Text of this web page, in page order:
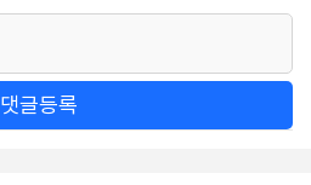
댓글등록